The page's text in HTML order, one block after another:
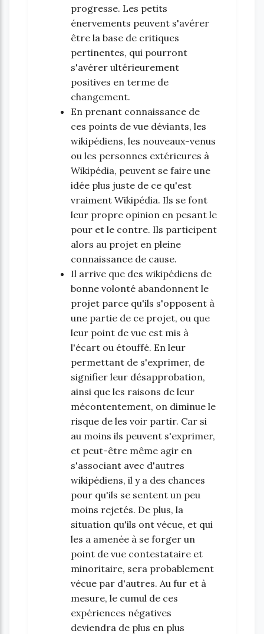
progresse. Les petits
énervements peuvent s'avérer
être la base de critiques
pertinentes, qui pourront
s'avérer ultérieurement
positives en terme de
changement.
En prenant connaissance de
ces points de vue déviants, les
wikipédiens, les nouveaux-venus
ou les personnes extérieures à
Wikipédia, peuvent se faire une
idée plus juste de ce qu'est
vraiment Wikipédia. Ils se font
leur propre opinion en pesant le
pour et le contre. Ils participent
alors au projet en pleine
connaissance de cause.
Il arrive que des wikipédiens de
bonne volonté abandonnent le
projet parce qu'ils s'opposent à
une partie de ce projet, ou que
leur point de vue est mis à
l'écart ou étouffé. En leur
permettant de s'exprimer, de
signifier leur désapprobation,
ainsi que les raisons de leur
mécontentement, on diminue le
risque de les voir partir. Car si
au moins ils peuvent s'exprimer,
et peut-être même agir en
s'associant avec d'autres
wikipédiens, il y a des chances
pour qu'ils se sentent un peu
moins rejetés. De plus, la
situation qu'ils ont vécue, et qui
les a amenée à se forger un
point de vue contestataire et
minoritaire, sera probablement
vécue par d'autres. Au fur et à
mesure, le cumul de ces
expériences négatives
deviendra de plus en plus